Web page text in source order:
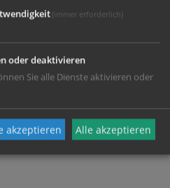
(immer erforderlich)
oder deaktivieren
Sie alle Dienste aktivieren oder
akzeptieren Alle akzeptieren